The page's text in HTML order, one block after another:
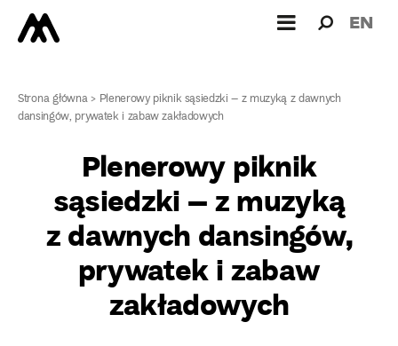
dla: EN
Strona główna> Plenerowy piknik sąsiedzki – z muzyką z dawnych
dansingów, prywatek i zabaw zakładowych
Plenerowy piknik
sąsiedzki – z muzyką
z dawnych dansingów,
prywatek i zabaw
zakładowych